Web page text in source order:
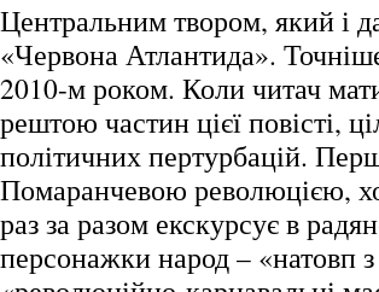
Центральним твором, який і
«Червона Атлантида».
2010-м роком. Коли читач
рештою частин цієї повісті,
політичних пертурбацій.
Помаранчевою революцією,
раз за разом екскурсує в
персонажки народ – «натовп